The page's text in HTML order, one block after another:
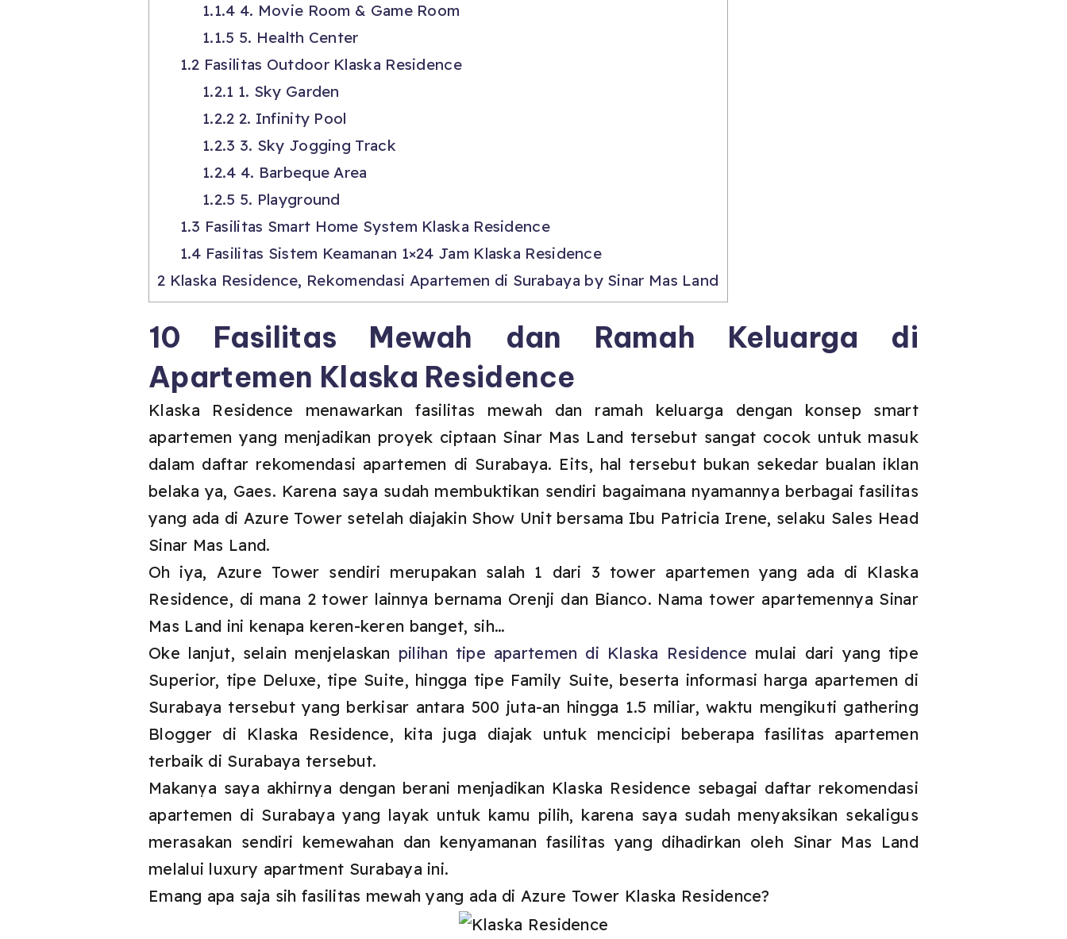
1.1.4 4. Movie Room & Game Room
1.1.5 5. Health Center
1.2 Fasilitas Outdoor Klaska Residence
1.2.1 1. Sky Garden
1.2.2 2. Infinity Pool
1.2.3 3. Sky Jogging Track
1.2.4 4. Barbeque Area
1.2.5 5. Playground
1.3 Fasilitas Smart Home System Klaska Residence
1.4 Fasilitas Sistem Keamanan 1×24 Jam Klaska Residence
2 Klaska Residence, Rekomendasi Apartemen di Surabaya by Sinar Mas Land
10 Fasilitas Mewah dan Ramah Keluarga di
Apartemen Klaska Residence
Klaska Residence menawarkan fasilitas mewah dan ramah keluarga dengan konsep smart
apartemen yang menjadikan proyek ciptaan Sinar Mas Land tersebut sangat cocok untuk masuk
dalam daftar rekomendasi apartemen di Surabaya. Eits, hal tersebut bukan sekedar bualan iklan
belaka ya, Gaes. Karena saya sudah membuktikan sendiri bagaimana nyamannya berbagai fasilitas
yang ada di Azure Tower setelah diajakin Show Unit bersama Ibu Patricia Irene, selaku Sales Head
Sinar Mas Land.
Oh iya, Azure Tower sendiri merupakan salah 1 dari 3 tower apartemen yang ada di Klaska
Residence, di mana 2 tower lainnya bernama Orenji dan Bianco. Nama tower apartemennya Sinar
Mas Land ini kenapa keren-keren banget, sih…
Oke lanjut, selain menjelaskan pilihan tipe apartemen di Klaska Residence mulai dari yang tipe
Superior, tipe Deluxe, tipe Suite, hingga tipe Family Suite, beserta informasi harga apartemen di
Surabaya tersebut yang berkisar antara 500 juta-an hingga 1.5 miliar, waktu mengikuti gathering
Blogger di Klaska Residence, kita juga diajak untuk mencicipi beberapa fasilitas apartemen
terbaik di Surabaya tersebut.
Makanya saya akhirnya dengan berani menjadikan Klaska Residence sebagai daftar rekomendasi
apartemen di Surabaya yang layak untuk kamu pilih, karena saya sudah menyaksikan sekaligus
merasakan sendiri kemewahan dan kenyamanan fasilitas yang dihadirkan oleh Sinar Mas Land
melalui luxury apartment Surabaya ini.
Emang apa saja sih fasilitas mewah yang ada di Azure Tower Klaska Residence?